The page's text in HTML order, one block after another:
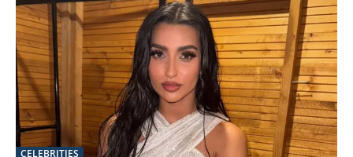
CELEBRITIES